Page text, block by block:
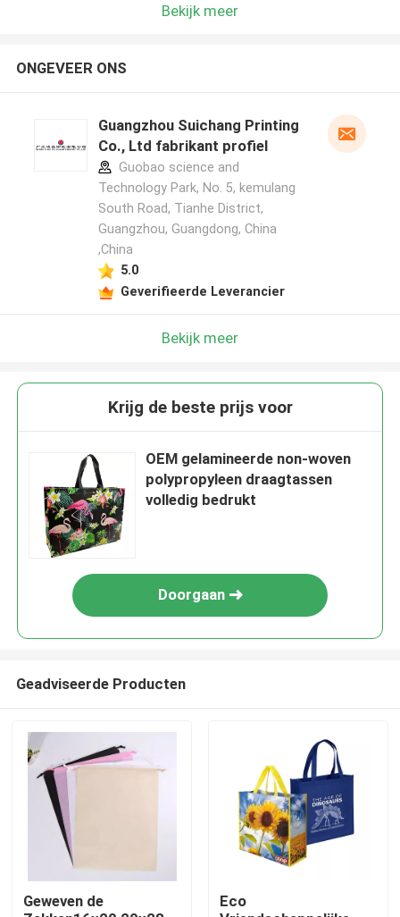
Bekijk meer
ONGEVEER ONS
Guangzhou Suichang Printing
Co., Ltd fabrikant profiel
Guobao science and
Technology Park, No. 5, kemulang
South Road, Tianhe District,
Guangzhou, Guangdong, China
,China
5.0
Geverifieerde Leverancier
Bekijk meer
Krijg de beste prijs voor
OEM gelamineerde non-woven
polypropyleen draagtassen
volledig bedrukt
Doorgaan
Geadviseerde Producten
Geweven de
Eco